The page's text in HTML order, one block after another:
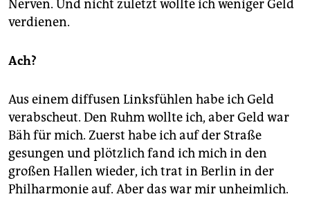
Nerven. Und nicht zuletzt wollte ich weniger Geld
verdienen.
Ach?
Aus einem diffusen Linksfühlen habe ich Geld
verabscheut. Den Ruhm wollte ich, aber Geld war
Bäh für mich. Zuerst habe ich auf der Straße
gesungen und plötzlich fand ich mich in den
großen Hallen wieder, ich trat in Berlin in der
Philharmonie auf. Aber das war mir unheimlich.